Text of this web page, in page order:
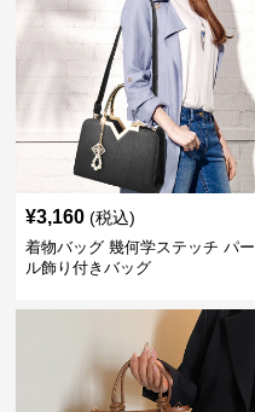
¥3,160 (税込)
着物バッグ 幾何学ステッチ パー
ル飾り付きバッグ